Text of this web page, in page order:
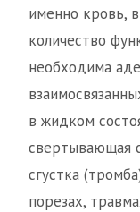
именно кровь,
количество
необходима
в жидком
свертывающая
сгустка
порезах,